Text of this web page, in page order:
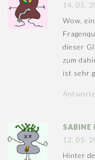
14. 05.
Wow,
dieser
zum
ist sehr
SABINE
12. 05.
Hinter